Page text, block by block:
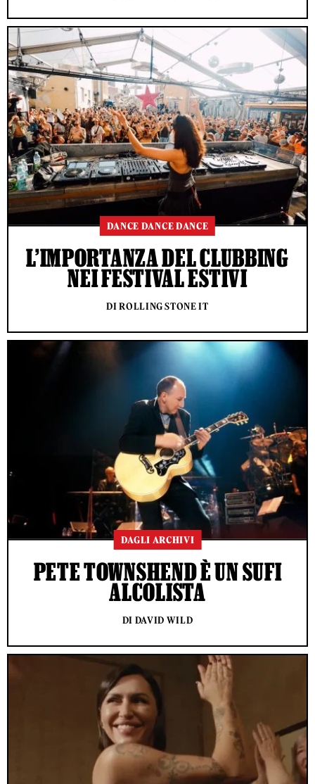
DANCE DANCE DANCE
L’IMPORTANZA DEL CLUBBING
NEI FESTIVAL ESTIVI
DI ROLLING STONE IT
DAGLI ARCHIVI
PETE TOWNSHEND È UN SUFI
ALCOLISTA
DI DAVID WILD